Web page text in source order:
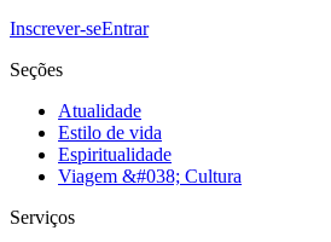
Inscrever-seEntrar
Seções
Atualidade
Estilo de vida
Espiritualidade
Viagem &#038; Cultura
Serviços